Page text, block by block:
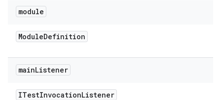
module
ModuleDefinition
mainListener
ITestInvocationListener